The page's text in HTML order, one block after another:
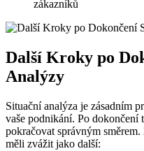
zákazníků
Další Kroky po
Analýzy
Situační analýza je zásadním
vaše podnikání. Po dokončení
pokračovat správným
měli zvážit jako další: